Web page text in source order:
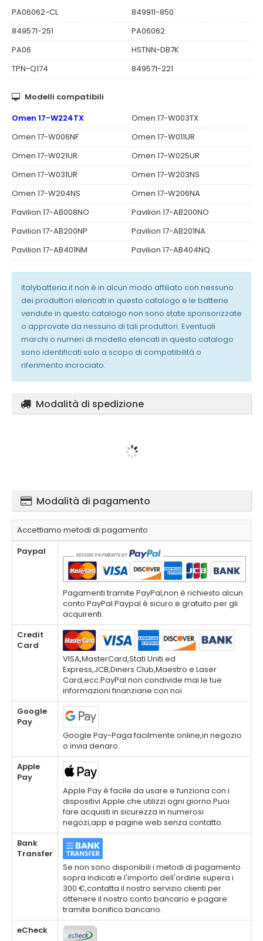
PA06062-CL
849911-850
849571-251
PA06062
PA06
HSTNN-DB7K
TPN-Q174
849571-221
Modelli compatibili
Omen 17-W224TX
Omen 17-W003TX
Omen 17-W006NF
Omen 17-W011UR
Omen 17-W021UR
Omen 17-W025UR
Omen 17-W031UR
Omen 17-W203NS
Omen 17-W204NS
Omen 17-W206NA
Pavilion 17-AB008NO
Pavilion 17-AB200NO
Pavilion 17-AB200NP
Pavilion 17-AB201NA
Pavilion 17-AB401NM
Pavilion 17-AB404NQ
italybatteria.it non è in alcun modo affiliato con nessuno
dei produttori elencati in questo catalogo e le batterie
vendute in questo catalogo non sono state sponsorizzate
o approvate da nessuno di tali produttori. Eventuali
marchi o numeri di modello elencati in questo catalogo
sono identificati solo a scopo di compatibilità o
riferimento incrociato.
Modalità di spedizione
Modalità di pagamento
Accettiamo metodi di pagamento
Paypal
Pagamenti tramite PayPal,non è richiesto alcun
conto PayPal.Paypal è sicuro e gratuito per gli
acquirenti.
Credit
Card
VISA,MasterCard,Stati Uniti ed
Express,JCB,Diners Club,Maestro e Laser
Card,ecc.PayPal non condivide mai le tue
informazioni finanziarie con noi.
Google
Pay
Google Pay-Paga facilmente online,in negozio
o invia denaro.
Apple
Pay
Apple Pay è facile da usare e funziona con i
dispositivi Apple che utilizzi ogni giorno.Puoi
fare acquisti in sicurezza in numerosi
negozi,app e pagine web senza contatto.
Bank
Transfer
Se non sono disponibili i metodi di pagamento
sopra indicati e l'importo dell'ordine supera i
300 €,contatta il nostro servizio clienti per
ottenere il nostro conto bancario e pagare
tramite bonifico bancario.
eCheck